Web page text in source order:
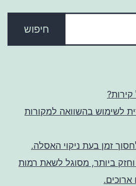
לשימוש בהשוואה למקורות
זמן בעת ניקוי האסלה.
וחזק ביותר, מסוגל לשאת רמות